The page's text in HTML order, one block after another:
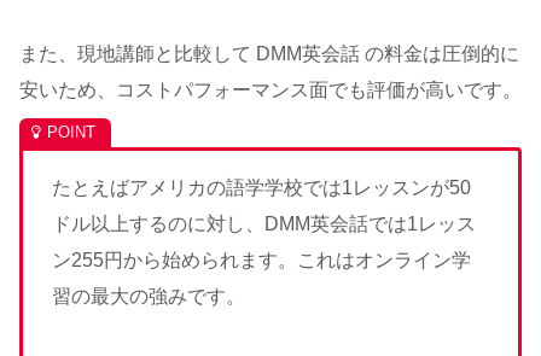
また、現地講師と比較して DMM英会話 の料金は圧倒的に
安いため、コストパフォーマンス面でも評価が高いです。
たとえばアメリカの語学学校では1レッスンが50
ドル以上するのに対し、DMM英会話では1レッス
ン255円から始められます。これはオンライン学
習の最大の強みです。